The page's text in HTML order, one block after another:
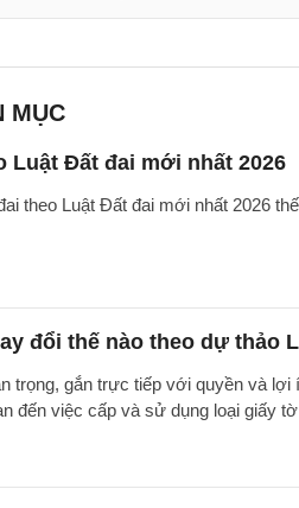
MỤC
Luật Đất đai mới nhất 2026
theo Luật Đất đai mới nhất 2026
đổi thế nào theo dự thảo
trọng, gắn trực tiếp với quyền và
đến việc cấp và sử dụng loại giấy